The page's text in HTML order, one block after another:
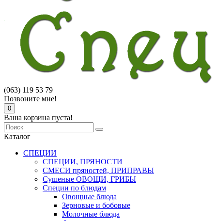
(063) 119 53 79
Позвоните мне!
0
Ваша корзина пуста!
Каталог
СПЕЦИИ
СПЕЦИИ, ПРЯНОСТИ
СМЕСИ пряностей, ПРИПРАВЫ
Сушеные ОВОЩИ, ГРИБЫ
Специи по блюдам
Овощные блюда
Зерновые и бобовые
Молочные блюда